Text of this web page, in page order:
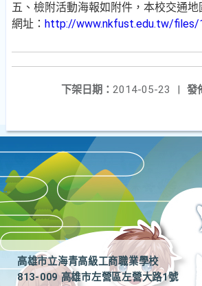
五、檢附活動海報如附件，本校交通
網址： http://www.nkfust.edu.tw/files/
發
下架日期： 2014-05-23
|
高雄市立海青高級工商職業學校
813-009 高雄市左營區左營大路1號